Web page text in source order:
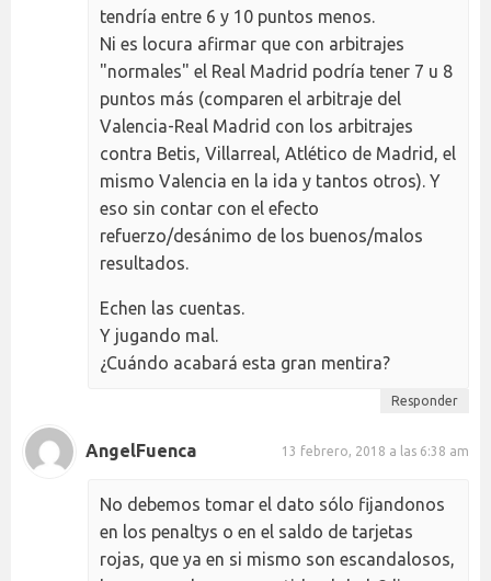
tendría entre 6 y 10 puntos menos.
Ni es locura afirmar que con arbitrajes
"normales" el Real Madrid podría tener 7 u 8
puntos más (comparen el arbitraje del
Valencia-Real Madrid con los arbitrajes
contra Betis, Villarreal, Atlético de Madrid, el
mismo Valencia en la ida y tantos otros). Y
eso sin contar con el efecto
refuerzo/desánimo de los buenos/malos
resultados.
Echen las cuentas.
Y jugando mal.
¿Cuándo acabará esta gran mentira?
Responder
AngelFuenca 13 febrero, 2018 a las 6:38 am
No debemos tomar el dato sólo fijandonos
en los penaltys o en el saldo de tarjetas
rojas, que ya en si mismo son escandalosos,